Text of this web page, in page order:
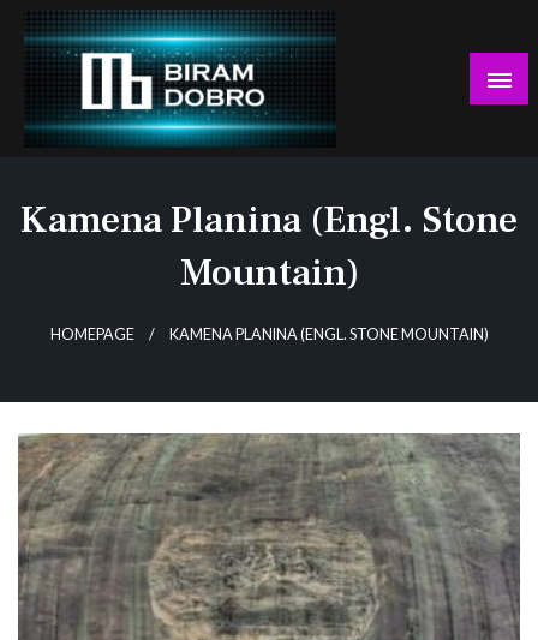
Skip
content
Kamena Planina (engl. Stone
Mountain)
HOMEPAGE KAMENA PLANINA (ENGL. STONE MOUNTAIN)